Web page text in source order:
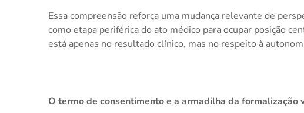
Essa compreensão reforça uma mudança relevante de
como etapa periférica do ato médico para ocupar posição
está apenas no resultado clínico, mas no respeito à
O termo de consentimento e a armadilha da formalização